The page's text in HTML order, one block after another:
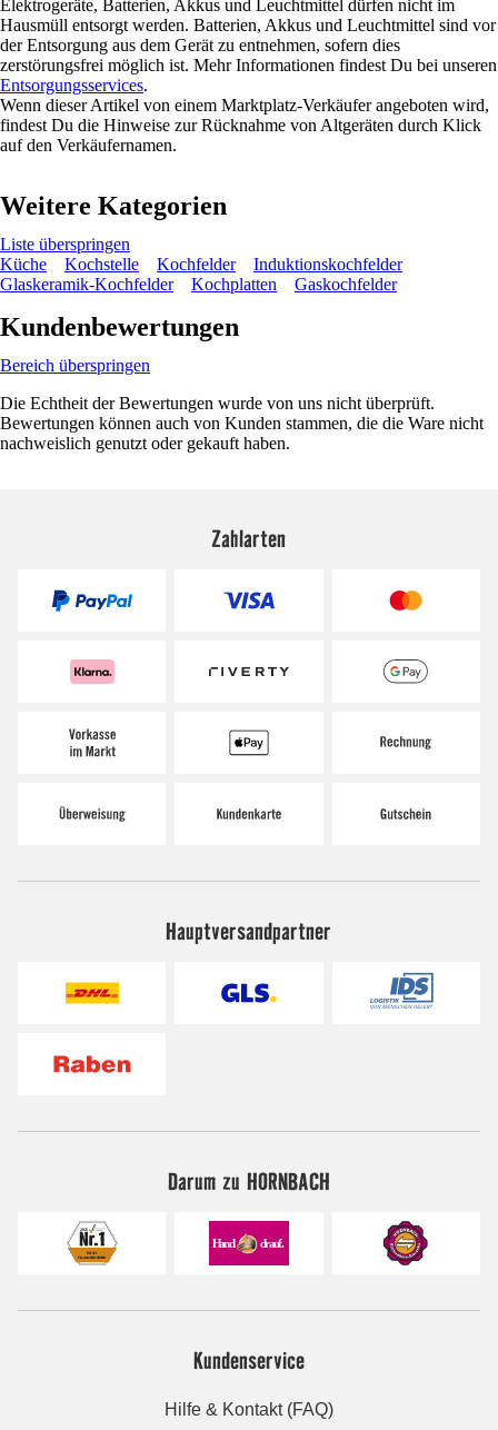
Elektrogeräte, Batterien, Akkus und Leuchtmittel dürfen nicht im
Hausmüll entsorgt werden. Batterien, Akkus und Leuchtmittel sind vor
der Entsorgung aus dem Gerät zu entnehmen, sofern dies
zerstörungsfrei möglich ist. Mehr Informationen findest Du bei unseren
Entsorgungsservices.
Wenn dieser Artikel von einem Marktplatz-Verkäufer angeboten wird,
findest Du die Hinweise zur Rücknahme von Altgeräten durch Klick
auf den Verkäufernamen.
Weitere Kategorien
Liste überspringen
Küche
Kochstelle Kochfelder
Induktionskochfelder
Glaskeramik-Kochfelder
Kochplatten Gaskochfelder
Kundenbewertungen
Bereich überspringen
Die Echtheit der Bewertungen wurde von uns nicht überprüft.
Bewertungen können auch von Kunden stammen, die die Ware nicht
nachweislich genutzt oder gekauft haben.
Zahlarten
Hauptversandpartner
Darum zu HORNBACH
Kundenservice
Hilfe & Kontakt (FAQ)